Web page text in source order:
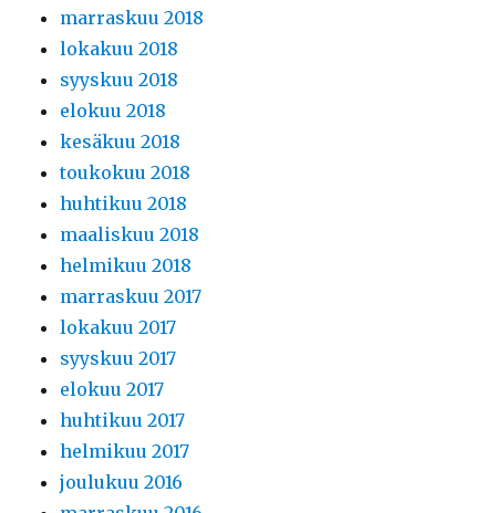
marraskuu 2018
lokakuu 2018
syyskuu 2018
elokuu 2018
kesäkuu 2018
toukokuu 2018
huhtikuu 2018
maaliskuu 2018
helmikuu 2018
marraskuu 2017
lokakuu 2017
syyskuu 2017
elokuu 2017
huhtikuu 2017
helmikuu 2017
joulukuu 2016